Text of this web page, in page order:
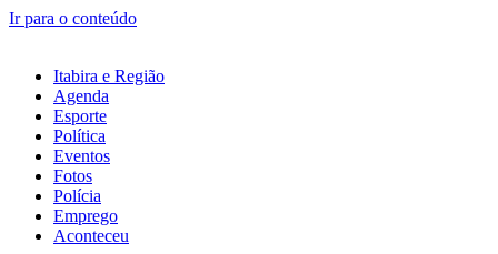
Ir para o conteúdo
Itabira e Região
Agenda
Esporte
Política
Eventos
Fotos
Polícia
Emprego
Aconteceu